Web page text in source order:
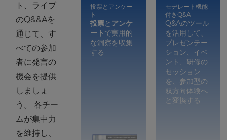
ト、ライブ
のQ&&Aを
通じて、す
べての参加
者に発言の
機会を提供
しましょ
う。 各チー
ムが集中力
を維持し、
投票とアンケー
ト
投票と アンケ
ート で実用的
な洞察を収集
する
モデレート機能
付きQ&A
Q&Aのツール
を活用して、
プレゼンテー
ション、イベ
ント、研修の
セッション
を、参加型の
双方向体験へ
と変換する
イベン